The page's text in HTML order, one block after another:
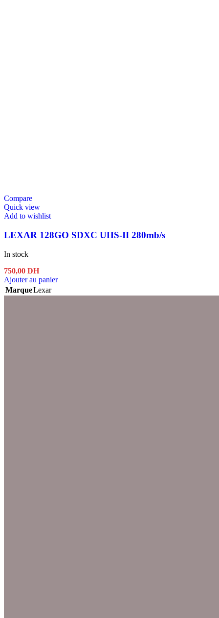
Compare
Quick view
Add to wishlist
LEXAR 128GO SDXC UHS-II 280mb/s
In stock
750,00 DH
Ajouter au panier
MarqueLexar